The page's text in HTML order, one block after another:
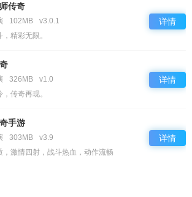
传奇
102MB
v3.0.1
精彩无限。
详情
326MB
v1.0
传奇再现。
详情
手游
303MB
v3.9
，激情四射，战斗热血，动作流畅
详情